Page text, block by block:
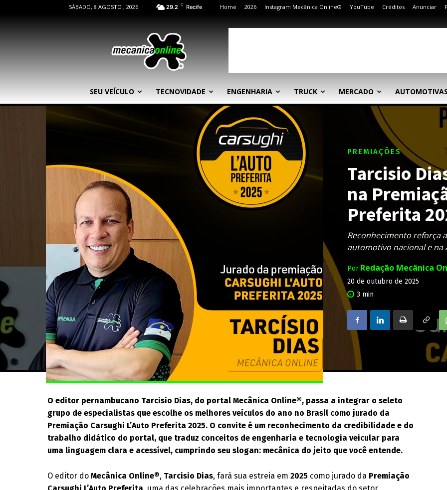
SÁBADO, 8 AGOSTO , 2026 29.2 C Recife Home 2026 Instagram Mecânica Online® YouTube Créditos Anunciar
SEU VEÍCULO TECNOVIDADE ENGENHARIA TRUCK MERCADO AUTOMOTIVAS
PREMIAÇÕES
Tarcisio
na
Preferita
Reconhecimento reforça
automotivo nacional e na
Por Redação Mecânica
20 de outubro de 2025
3 min
O editor pernambucano Tarcisio Dias, do portal Mecânica Online®, passa a integrar o seleto
grupo de especialistas que escolhe os melhores veículos do ano no Brasil como jurado da
Premiação Carsughi L’Auto Preferita 2025. O convite é um reconhecimento da credibilidade e do
trabalho didático do portal, que traduz conceitos de engenharia e tecnologia veicular para
uma linguagem clara e acessível, cumprindo seu slogan: mecânica do jeito que você entende.
O editor doMecânica Online®, Tarcisio Dias, fará sua estreia em2025 como jurado da Premiação